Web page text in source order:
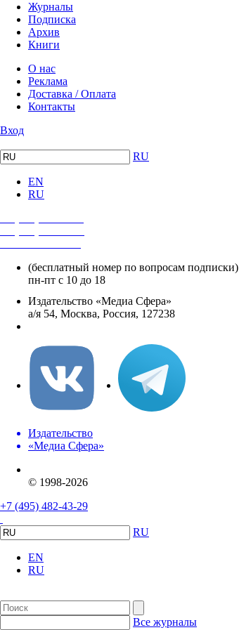
Журналы
Подписка
Архив
Книги
О нас
Реклама
Доставка / Оплата
Контакты
Вход
RU
EN
RU
(бесплатный номер по вопросам подписки)
пн-пт с 10 до 18
Издательство «Медиа Сфера»
а/я 54, Москва, Россия, 127238
Издательство
«Медиа Сфера»
© 1998-2026
+7 (495) 482-43-29
RU
EN
RU
Все журналы